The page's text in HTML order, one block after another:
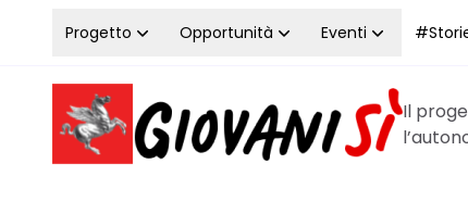
Vai al contenuto
Progetto Opportunità Eventi
Homepage Giovanisì - Progetto della Regione
Il